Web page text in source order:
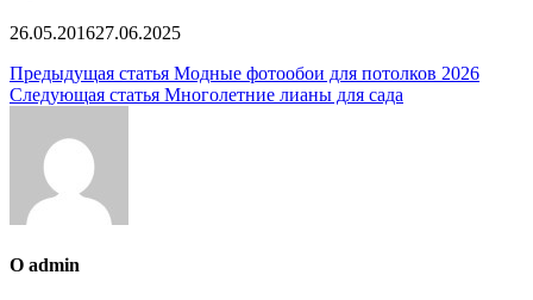
26.05.201627.06.2025
Навигация
по
записям
Предыдущая статья Модные фотообои для потолков 2026
Следующая статья Многолетние лианы для сада
О admin